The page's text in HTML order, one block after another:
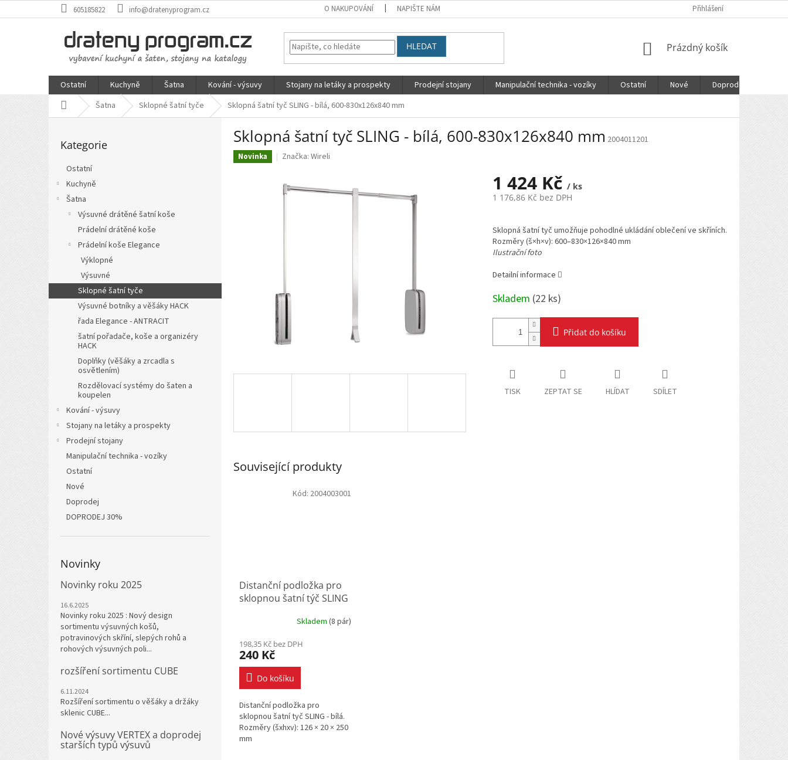
na
605185822 info@dratenyprogram.cz O NAKUPOVÁNÍ NAPIŠTE NÁM Přihlášení
HLEDAT
NÁKUPNÍ
Prázdný košík
Ostatní Kuchyně Šatna Kování - výsuvy Stojany na letáky a prospekty Prodejní stojany Manipulační technika - vozíky Ostatní Nové Doprodej
Domů Šatna Sklopné šatní tyče Sklopná šatní tyč SLING - bílá, 600-830x126x840 mm
kategorie
Kategorie
Ostatní
Kuchyně
Šatna
Výsuvné drátěné šatní koše
Prádelní drátěné koše
Prádelní koše Elegance
Výklopné
Výsuvné
Sklopné šatní tyče
Výsuvné botníky a věšáky HACK
řada Elegance - ANTRACIT
šatní pořadače, koše a organizéry
HACK
Doplňky (věšáky a zrcadla s
osvětlením)
Rozdělovací systémy do šaten a
koupelen
Kování - výsuvy
Stojany na letáky a prospekty
Prodejní stojany
Manipulační technika - vozíky
Ostatní
Nové
Doprodej
DOPRODEJ 30%
Novinky
Novinky roku 2025
16.6.2025
Novinky roku 2025 : Nový design
sortimentu výsuvných košů,
potravinových skříní, slepých rohů a
rohových výsuvných poli...
rozšíření sortimentu CUBE
6.11.2024
Rozšíření sortimentu o věšáky a držáky
sklenic CUBE...
Nové výsuvy VERTEX a doprodej
starších typů výsuvů
Sklopná šatní tyč SLING - bílá, 600-830x126x840 mm 2004011201
Novinka Značka: Wireli
1 424 Kč / ks
1 176,86 Kč bez DPH
cena:
Sklopná šatní tyč umožňuje pohodlné ukládání oblečení ve skříních.
Rozměry (š×h×v): 600–830×126×840 mm
Ilustrační foto
Detailní informace
Skladem (22 ks)
Přidat do košíku
TISK ZEPTAT SE HLÍDAT SDÍLET
Související produkty
Distanční podložka pro
sklopnou šatní týč SLING
Skladem (8 pár)
198,35 Kč bez DPH
240 Kč
Do košíku
Distanční podložka pro
sklopnou šatní tyč SLING - bílá.
Rozměry (šxhxv): 126 × 20 × 250
mm
Kód: 2004003001